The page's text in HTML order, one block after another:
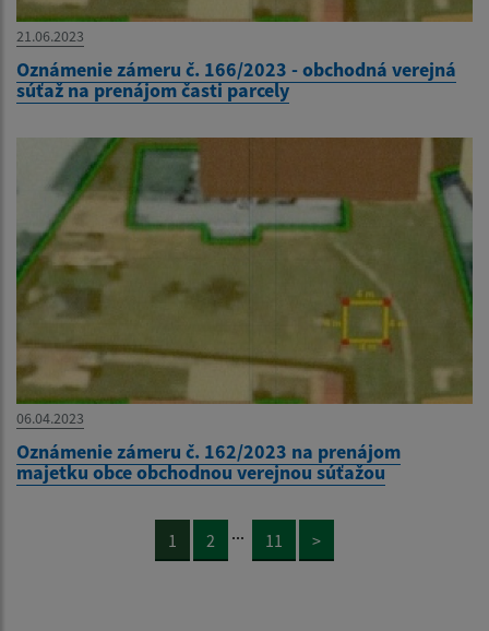
21.06.2023
Oznámenie zámeru č. 166/2023 - obchodná verejná
súťaž na prenájom časti parcely
06.04.2023
Oznámenie zámeru č. 162/2023 na prenájom
majetku obce obchodnou verejnou súťažou
1 2 ... 11 >